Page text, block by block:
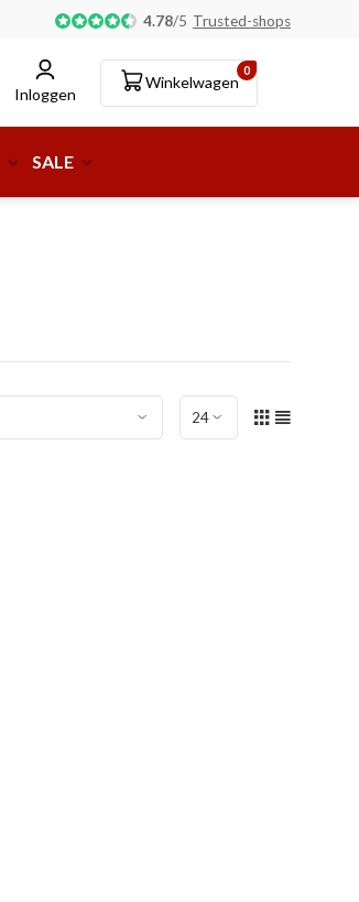
Afhalen of aflevering bij pakketshop mogelijk!
4.78/5 Trusted-shops
Inloggen
0
Winkelwagen
SALE